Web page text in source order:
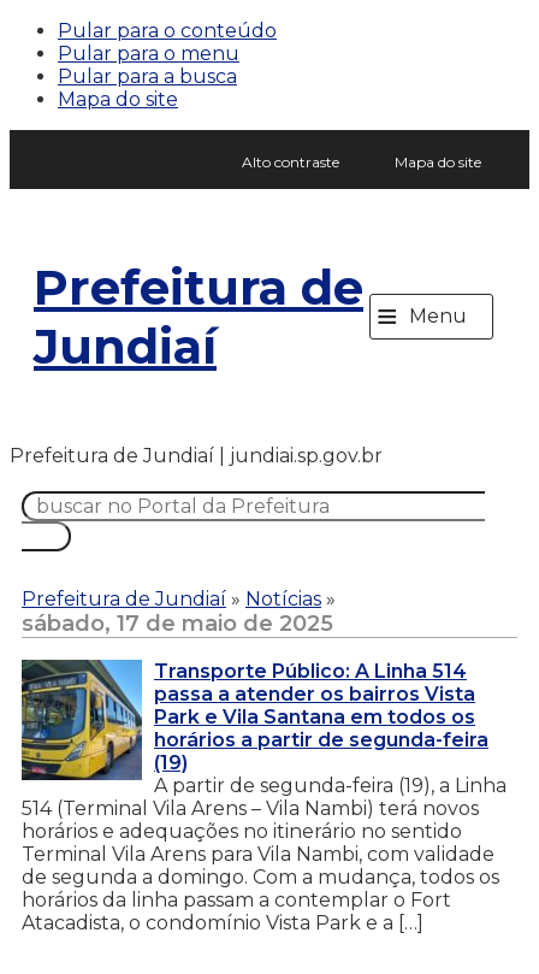
Pular para o conteúdo
Pular para o menu
Pular para a busca
Mapa do site
Alto contraste Mapa do site
Prefeitura de
Jundiaí
≡ Menu
Prefeitura de Jundiaí | jundiai.sp.gov.br
Prefeitura de Jundiaí » Notícias »
sábado, 17 de maio de 2025
Transporte Público: A Linha 514
passa a atender os bairros Vista
Park e Vila Santana em todos os
horários a partir de segunda-feira
(19)
A partir de segunda-feira (19), a Linha
514 (Terminal Vila Arens – Vila Nambi) terá novos
horários e adequações no itinerário no sentido
Terminal Vila Arens para Vila Nambi, com validade
de segunda a domingo. Com a mudança, todos os
horários da linha passam a contemplar o Fort
Atacadista, o condomínio Vista Park e a […]